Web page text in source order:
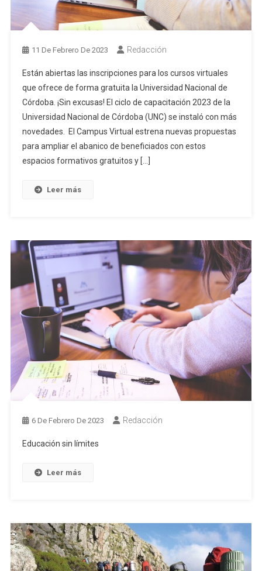
11 De Febrero De 2023 Redacción
Están abiertas las inscripciones para los cursos virtuales
que ofrece de forma gratuita la Universidad Nacional de
Córdoba. ¡Sin excusas! El ciclo de capacitación 2023 de la
Universidad Nacional de Córdoba (UNC) se instaló con más
novedades. El Campus Virtual estrena nuevas propuestas
para ampliar el abanico de beneficiados con estos
espacios formativos gratuitos y […]
Leer más
6 De Febrero De 2023 Redacción
Educación sin límites
Leer más